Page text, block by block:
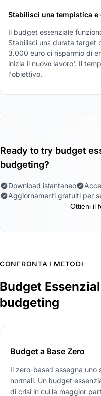
Stabilisci una tempistica
Il budget essenziale
Stabilisci una durata target
3.000 euro di risparmio di
inizia il nuovo lavoro'. Il
l'obiettivo.
Ready to try budget
budgeting?
Download istantaneo
Aggiornamenti gratuiti per
Ottieni il
CONFRONTA I METODI
Budget
budgeting
Budget a Base Zero
Il zero-based assegna uno
normali. Un budget
di crisi in cui la maggior